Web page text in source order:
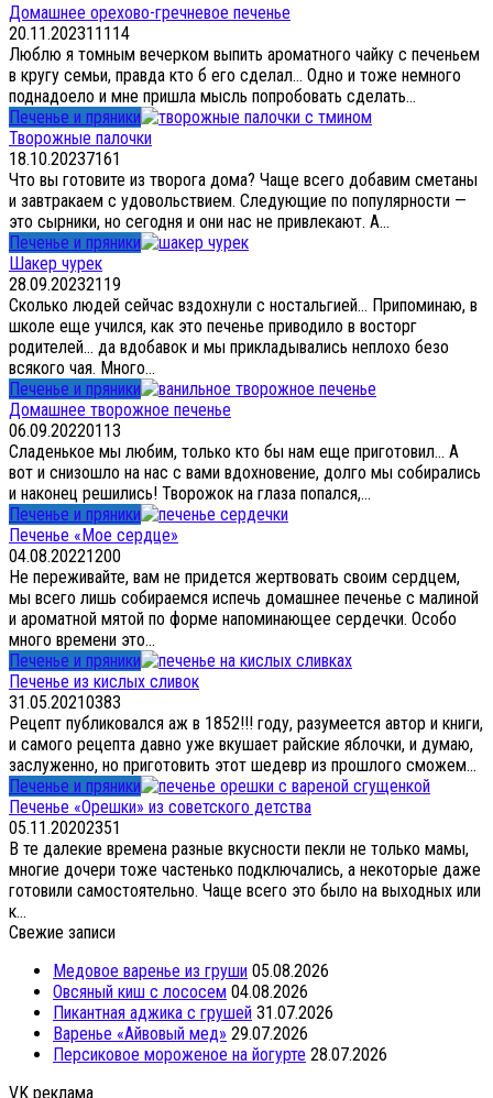
Домашнее орехово-гречневое печенье
20.11.202311114
Люблю я томным вечерком выпить ароматного чайку с печеньем
в кругу семьи, правда кто б его сделал… Одно и тоже немного
поднадоело и мне пришла мысль попробовать сделать...
Печенье и пряники
Творожные палочки
18.10.20237161
Что вы готовите из творога дома? Чаще всего добавим сметаны
и завтракаем с удовольствием. Следующие по популярности —
это сырники, но сегодня и они нас не привлекают. А...
Печенье и пряники
Шакер чурек
28.09.20232119
Сколько людей сейчас вздохнули с ностальгией… Припоминаю, в
школе еще учился, как это печенье приводило в восторг
родителей… да вдобавок и мы прикладывались неплохо безо
всякого чая. Много...
Печенье и пряники
Домашнее творожное печенье
06.09.20220113
Сладенькое мы любим, только кто бы нам еще приготовил… А
вот и снизошло на нас с вами вдохновение, долго мы собирались
и наконец решились! Творожок на глаза попался,...
Печенье и пряники
Печенье «Мое сердце»
04.08.20221200
Не переживайте, вам не придется жертвовать своим сердцем,
мы всего лишь собираемся испечь домашнее печенье с малиной
и ароматной мятой по форме напоминающее сердечки. Особо
много времени это...
Печенье и пряники
Печенье из кислых сливок
31.05.20210383
Рецепт публиковался аж в 1852!!! году, разумеется автор и книги,
и самого рецепта давно уже вкушает райские яблочки, и думаю,
заслуженно, но приготовить этот шедевр из прошлого сможем...
Печенье и пряники
Печенье «Орешки» из советского детства
05.11.20202351
В те далекие времена разные вкусности пекли не только мамы,
многие дочери тоже частенько подключались, а некоторые даже
готовили самостоятельно. Чаще всего это было на выходных или
к...
Свежие записи
Медовое варенье из груши 05.08.2026
Овсяный киш с лососем 04.08.2026
Пикантная аджика с грушей 31.07.2026
Варенье «Айвовый мед» 29.07.2026
Персиковое мороженое на йогурте 28.07.2026
VK реклама